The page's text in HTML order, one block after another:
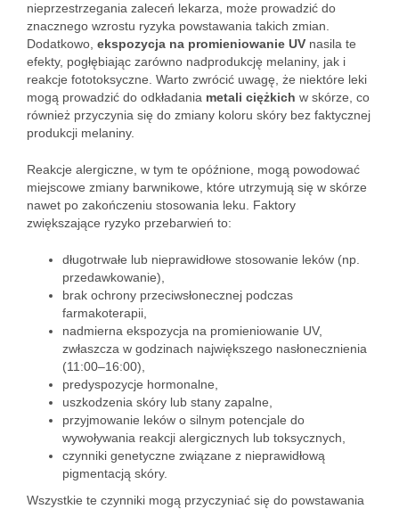
nieprzestrzegania zaleceń lekarza, może prowadzić do
znacznego wzrostu ryzyka powstawania takich zmian.
Dodatkowo, ekspozycja na promieniowanie UV nasila te
efekty, pogłębiając zarówno nadprodukcję melaniny, jak i
reakcje fototoksyczne. Warto zwrócić uwagę, że niektóre leki
mogą prowadzić do odkładania metali ciężkich w skórze, co
również przyczynia się do zmiany koloru skóry bez faktycznej
produkcji melaniny.
Reakcje alergiczne, w tym te opóźnione, mogą powodować
miejscowe zmiany barwnikowe, które utrzymują się w skórze
nawet po zakończeniu stosowania leku. Faktory
zwiększające ryzyko przebarwień to:
długotrwałe lub nieprawidłowe stosowanie leków (np.
przedawkowanie),
brak ochrony przeciwsłonecznej podczas
farmakoterapii,
nadmierna ekspozycja na promieniowanie UV,
zwłaszcza w godzinach największego nasłonecznienia
(11:00–16:00),
predyspozycje hormonalne,
uszkodzenia skóry lub stany zapalne,
przyjmowanie leków o silnym potencjale do
wywoływania reakcji alergicznych lub toksycznych,
czynniki genetyczne związane z nieprawidłową
pigmentacją skóry.
Wszystkie te czynniki mogą przyczyniać się do powstawania